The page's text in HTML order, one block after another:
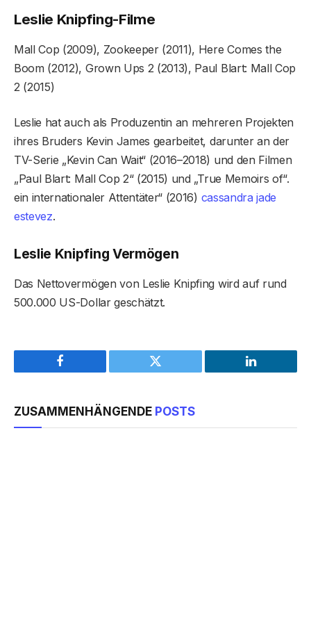
Leslie Knipfing-Filme
Mall Cop (2009), Zookeeper (2011), Here Comes the
Boom (2012), Grown Ups 2 (2013), Paul Blart: Mall Cop
2 (2015)
Leslie hat auch als Produzentin an mehreren Projekten
ihres Bruders Kevin James gearbeitet, darunter an der
TV-Serie „Kevin Can Wait“ (2016–2018) und den Filmen
„Paul Blart: Mall Cop 2“ (2015) und „True Memoirs of“.
ein internationaler Attentäter“ (2016) cassandra jade
estevez.
Leslie Knipfing Vermögen
Das Nettovermögen von Leslie Knipfing wird auf rund
500.000 US-Dollar geschätzt.
Facebook Twitter LinkedIn
ZUSAMMENHÄNGENDE POSTS